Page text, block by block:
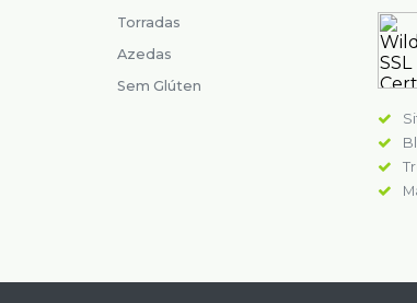
Torradas
Azedas
Sem Glúten